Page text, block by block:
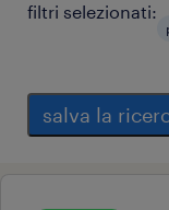
filtri selezionati:
salva la